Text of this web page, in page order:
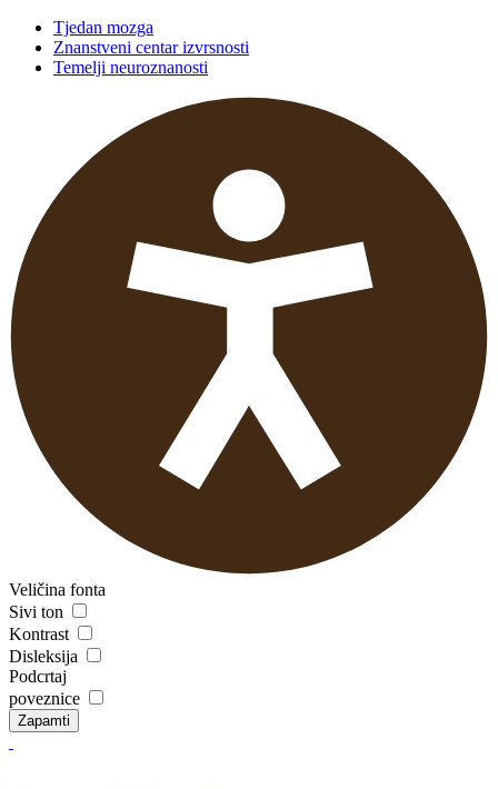
Tjedan mozga
Znanstveni centar izvrsnosti
Temelji neuroznanosti
Veličina fonta
Sivi ton
Kontrast
Disleksija
Podcrtaj
poveznice
Zapamti